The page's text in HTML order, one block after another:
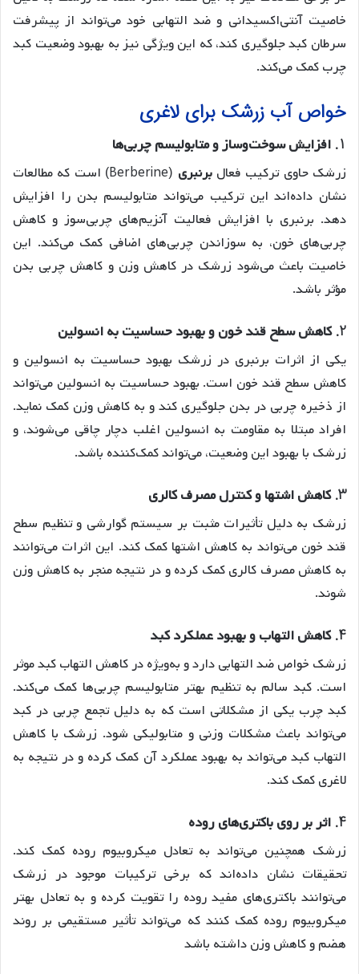
خاصیت آنتی‌اکسیدانی و ضد التهابی خود می‌تواند از پیشرفت
سرطان کبد جلوگیری کند، که این ویژگی نیز به بهبود وضعیت کبد
چرب کمک می‌کند.
خواص آب زرشک برای لاغری
1. افزایش سوخت‌وساز و متابولیسم چربی‌ها
زرشک حاوی ترکیب فعالبرنبری
(Berberine) است که مطالعات
نشان داده‌اند این ترکیب می‌تواند متابولیسم بدن را افزایش
دهد. برنبری با افزایش فعالیت آنزیم‌های چربی‌سوز و کاهش
چربی‌های خون، به سوزاندن چربی‌های اضافی کمک می‌کند. این
خاصیت باعث می‌شود زرشک در کاهش وزن و کاهش چربی بدن
مؤثر باشد.
2. کاهش سطح قند خون و بهبود حساسیت به انسولین
یکی از اثرات برنبری در زرشک بهبود حساسیت به انسولین و
کاهش سطح قند خون است. بهبود حساسیت به انسولین می‌تواند
از ذخیره چربی در بدن جلوگیری کند و به کاهش وزن کمک نماید.
افراد مبتلا به مقاومت به انسولین اغلب دچار چاقی می‌شوند، و
زرشک با بهبود این وضعیت، می‌تواند کمک‌کننده باشد.
3. کاهش اشتها و کنترل مصرف کالری
زرشک به دلیل تأثیرات مثبت بر سیستم گوارشی و تنظیم سطح
قند خون می‌تواند به کاهش اشتها کمک کند. این اثرات می‌توانند
به کاهش مصرف کالری کمک کرده و در نتیجه منجر به کاهش وزن
شوند.
4. کاهش التهاب و بهبود عملکرد کبد
زرشک خواص ضد التهابی دارد و به‌ویژه در کاهش التهاب کبد موثر
است. کبد سالم به تنظیم بهتر متابولیسم چربی‌ها کمک می‌کند.
کبد چرب یکی از مشکلاتی است که به دلیل تجمع چربی در کبد
می‌تواند باعث مشکلات وزنی و متابولیکی شود. زرشک با کاهش
التهاب کبد می‌تواند به بهبود عملکرد آن کمک کرده و در نتیجه به
لاغری کمک کند.
4. اثر بر روی باکتری‌های روده
زرشک همچنین می‌تواند به تعادل میکروبیوم روده کمک کند.
تحقیقات نشان داده‌اند که برخی ترکیبات موجود در زرشک
می‌توانند باکتری‌های مفید روده را تقویت کرده و به تعادل بهتر
میکروبیوم روده کمک کنند که می‌تواند تأثیر مستقیمی بر روند
هضم و کاهش وزن داشته باشد